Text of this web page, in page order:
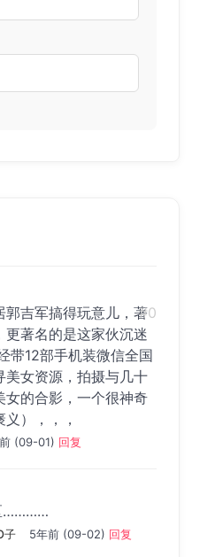
郭吉军搞得玩意儿，著
更著名的是这家伙沉迷
带12部手机装微信全国
美女资源，拍摄与几十
女的合影，一个很神奇
），，，
(09-01) 回复
#0
…………
子 5年前 (09-02) 回复